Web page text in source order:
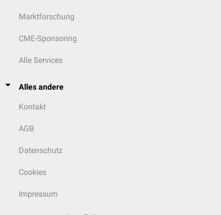
Marktforschung
CME-Sponsoring
Alle Services
Alles andere
Kontakt
AGB
Datenschutz
Cookies
Impressum